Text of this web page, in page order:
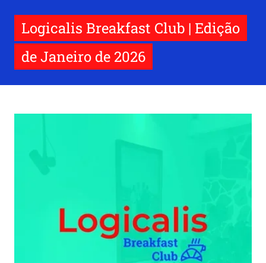
Logicalis Breakfast Club | Edição
de Janeiro de 2026